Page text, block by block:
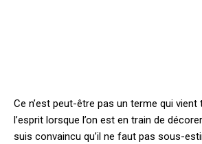
Ce n’est peut-être pas un terme qui
l’esprit lorsque l’on est en train de
suis convaincu qu’il ne faut pas sous-